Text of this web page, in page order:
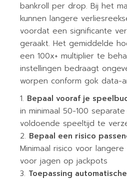
bankroll per drop. Bij het
kunnen langere
voordat een significante
geraakt. Het gemiddelde
een 100x+ multiplier te
instellingen bedraagt
worpen conform gok data-
Bepaal vooraf je
in minimaal 50-100
voldoende speeltijd te
Bepaal een risico
Minimaal risico voor
voor jagen op jackpots
Toepassing